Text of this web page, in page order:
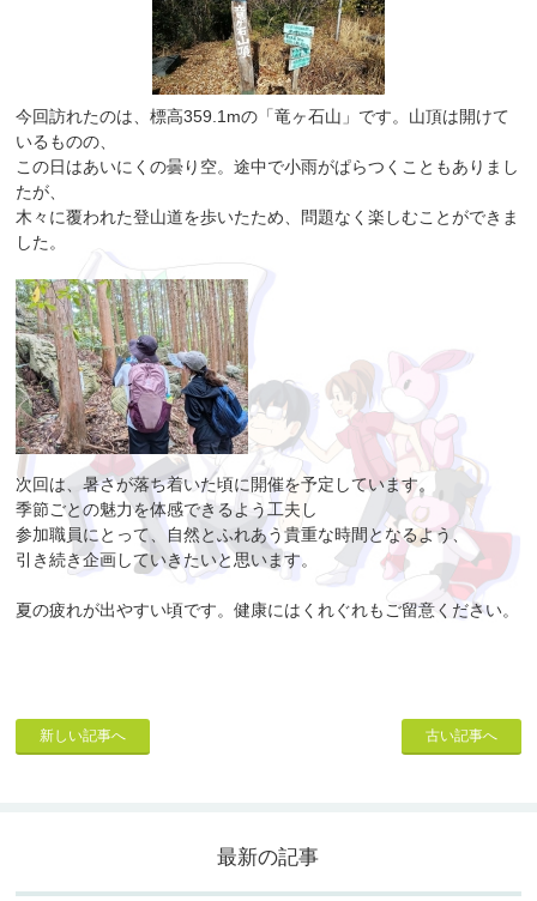
今回訪れたのは、標高359.1mの「竜ヶ石山」です。山頂は開けて
いるものの、
この日はあいにくの曇り空。途中で小雨がぱらつくこともありまし
たが、
木々に覆われた登山道を歩いたため、問題なく楽しむことができま
した。
次回は、暑さが落ち着いた頃に開催を予定しています。
季節ごとの魅力を体感できるよう工夫し
参加職員にとって、自然とふれあう貴重な時間となるよう、
引き続き企画していきたいと思います。
夏の疲れが出やすい頃です。健康にはくれぐれもご留意ください。
新しい記事へ 古い記事へ
最新の記事